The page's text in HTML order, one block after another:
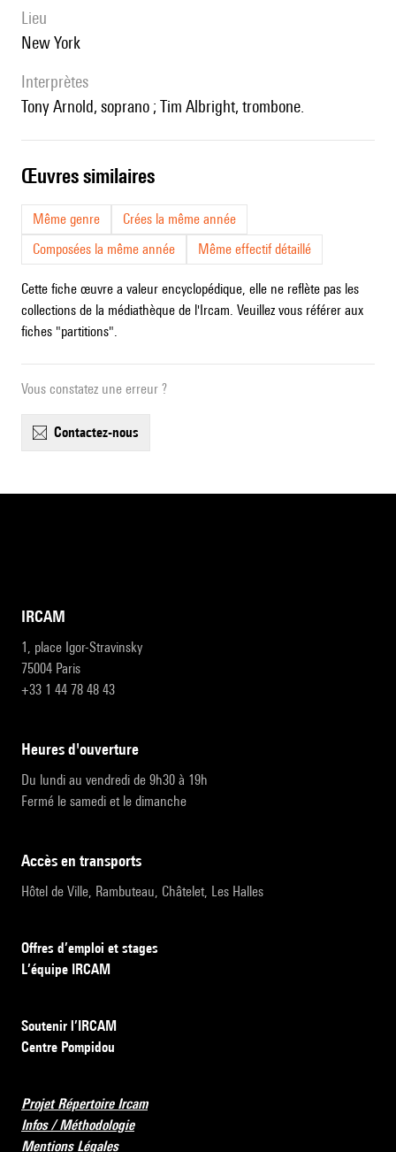
lieu
New York
interprètes
Tony Arnold, soprano ; Tim Albright, trombone.
œuvres similaires
Même genre
Crées la même année
Composées la même année
Même effectif détaillé
Cette fiche œuvre a valeur encyclopédique, elle ne reflète pas les
collections de la médiathèque de l'Ircam. Veuillez vous référer aux
fiches "partitions".
Vous constatez une erreur ?
contactez-nous
IRCAM
1, place Igor-Stravinsky
75004 Paris
+33 1 44 78 48 43
heures d'ouverture
Du lundi au vendredi de 9h30 à 19h
Fermé le samedi et le dimanche
accès en transports
Hôtel de Ville, Rambuteau, Châtelet, Les Halles
Offres d’emploi et stages
L’équipe IRCAM
Soutenir l’IRCAM
Centre Pompidou
Projet Répertoire Ircam
Infos / Méthodologie
Mentions Légales